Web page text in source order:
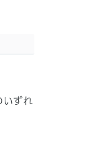
ずれ